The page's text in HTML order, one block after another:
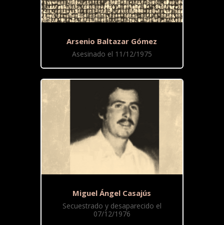
Arsenio Baltazar Gómez
Asesinado el 11/12/1975
Miguel Ángel Casajús
Secuestrado y desaparecido el
07/12/1976